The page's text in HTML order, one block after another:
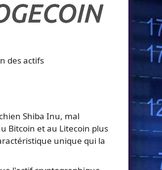
des actifs
Shiba Inu, mal
Bitcoin et au Litecoin plus
unique qui la